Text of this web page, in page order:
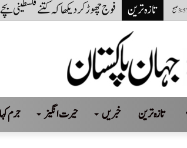
تازہ ترین فوج چھوڑ کر دیکھا کہ کتنے
صفحہ
تازہ ترین خبریں حیرت انگیز جرم